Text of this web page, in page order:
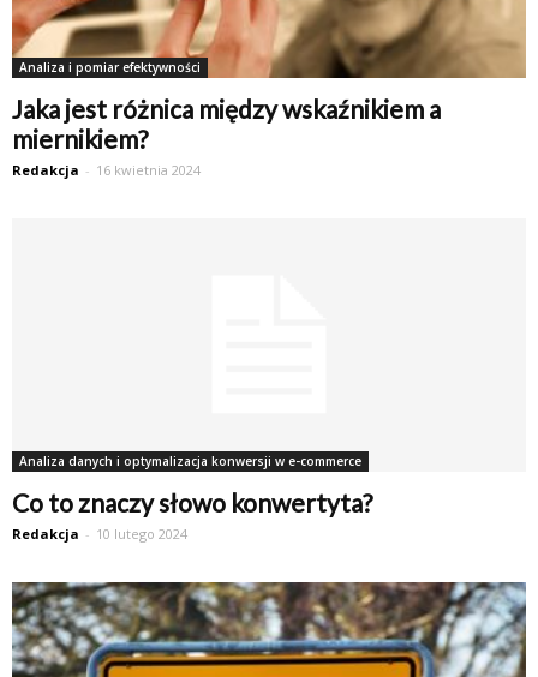
Analiza i pomiar efektywności
Jaka jest różnica między wskaźnikiem a
miernikiem?
Redakcja - 16 kwietnia 2024
Analiza danych i optymalizacja konwersji w e-commerce
Co to znaczy słowo konwertyta?
Redakcja - 10 lutego 2024